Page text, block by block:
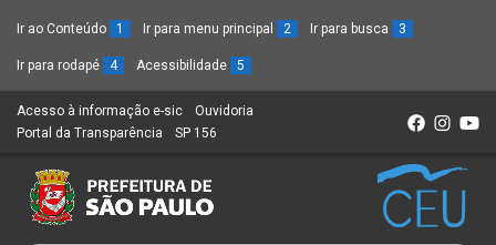
Ir ao Conteúdo 1 Ir para menu principal 2 Ir para busca 3
Ir para rodapé 4 Acessibilidade 5
Acesso à informação e-sic (Link
para
novo
sítio)
Ouvidoria
Portal da Transparência (Link
um
novo
SP 156